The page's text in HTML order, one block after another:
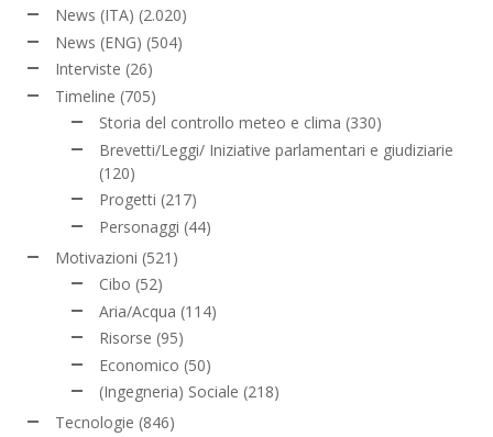
News (ITA) (2.020)
News (ENG) (504)
Interviste (26)
Timeline (705)
Storia del controllo meteo e clima (330)
Brevetti/Leggi/ Iniziative parlamentari e giudiziarie
(120)
Progetti (217)
Personaggi (44)
Motivazioni (521)
Cibo (52)
Aria/Acqua (114)
Risorse (95)
Economico (50)
(Ingegneria) Sociale (218)
Tecnologie (846)